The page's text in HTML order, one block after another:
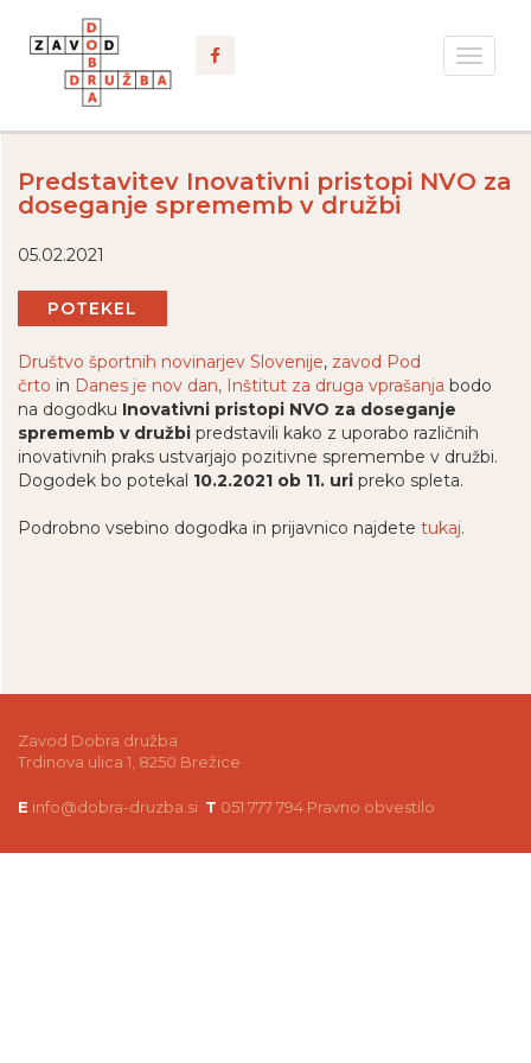
Toggle
Predstavitev Inovativni pristopi NVO za
doseganje sprememb v družbi
05.02.2021
POTEKEL
Društvo športnih novinarjev Slovenije, zavod Pod
črto in Danes je nov dan, Inštitut za druga vprašanja bodo
na dogodku Inovativni pristopi NVO za doseganje
sprememb v družbi predstavili kako z uporabo različnih
inovativnih praks ustvarjajo pozitivne spremembe v družbi.
Dogodek bo potekal 10.2.2021 ob 11. uri preko spleta.
Podrobno vsebino dogodka in prijavnico najdete tukaj.
Zavod Dobra družba
Trdinova ulica 1, 8250 Brežice
E info@dobra-druzba.si T 051 777 794 Pravno obvestilo